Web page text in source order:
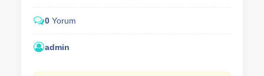
0 Yorum
admin